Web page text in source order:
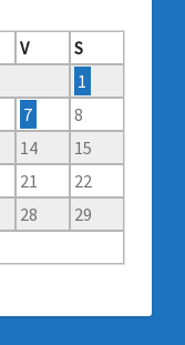
V
S
1
7
8
14
15
21
22
28
29